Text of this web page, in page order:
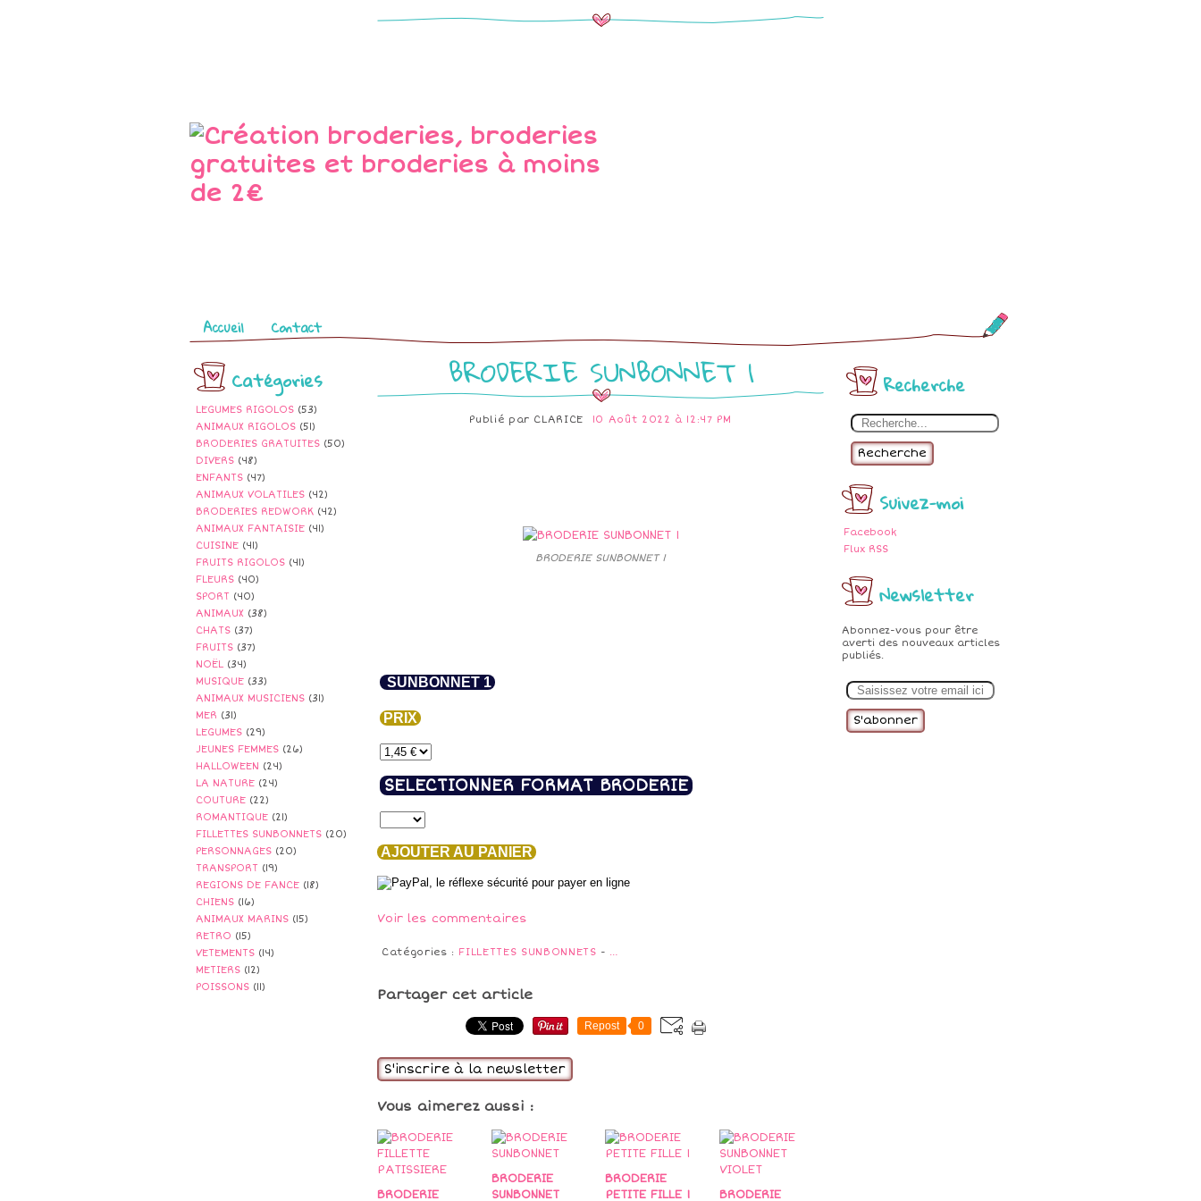
Pages
Accueil Contact
Catégories
LEGUMES RIGOLOS (53)
ANIMAUX RIGOLOS (51)
BRODERIES GRATUITES (50)
DIVERS (48)
ENFANTS (47)
ANIMAUX VOLATILES (42)
BRODERIES REDWORK (42)
ANIMAUX FANTAISIE (41)
CUISINE (41)
FRUITS RIGOLOS (41)
FLEURS (40)
SPORT (40)
ANIMAUX (38)
CHATS (37)
FRUITS (37)
NOËL (34)
MUSIQUE (33)
ANIMAUX MUSICIENS (31)
MER (31)
LEGUMES (29)
JEUNES FEMMES (26)
HALLOWEEN (24)
LA NATURE (24)
COUTURE (22)
ROMANTIQUE (21)
FILLETTES SUNBONNETS (20)
PERSONNAGES (20)
TRANSPORT (19)
REGIONS DE FANCE (18)
CHIENS (16)
ANIMAUX MARINS (15)
RETRO (15)
VETEMENTS (14)
METIERS (12)
POISSONS (11)
Recherche
Recherche
Suivez-moi
Facebook
Flux RSS
Newsletter
Abonnez-vous pour être
averti des nouveaux articles
publiés.
m
BRODERIE SUNBONNET 1
Publié par CLARICE 10 Août 2022 à 12:47 PM
BRODERIE SUNBONNET 1
SUNBONNET 1
PRIX
SELECTIONNER FORMAT BRODERIE
AJOUTER AU PANIER
Voir les commentaires
Catégories : FILLETTES SUNBONNETS - …
Partager cet article
Repost 0
S'inscrire à la newsletter
Vous aimerez aussi :
BRODERIE
BRODERIE
SUNBONNET
BRODERIE
PETITE FILLE 1
BRODERIE